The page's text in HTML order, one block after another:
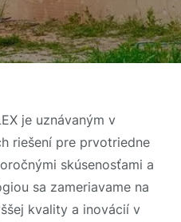
je uznávaným v
riešení pre prvotriedne
skúsenosťami a
sa zameriavame na
kvality a inovácií v